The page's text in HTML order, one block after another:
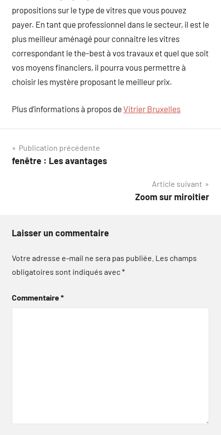
propositions sur le type de vitres que vous pouvez
payer. En tant que professionnel dans le secteur, il est le
plus meilleur aménagé pour connaitre les vitres
correspondant le the-best à vos travaux et quel que soit
vos moyens financiers, il pourra vous permettre à
choisir les mystère proposant le meilleur prix.
Plus d’informations à propos de Vitrier Bruxelles
Navigation
de
Publication précédente
fenêtre : Les avantages
Article suivant
Zoom sur miroitier
Laisser un commentaire
Votre adresse e-mail ne sera pas publiée. Les champs
obligatoires sont indiqués avec*
Commentaire*